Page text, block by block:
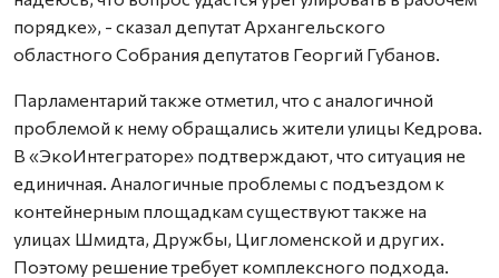
порядке», - сказал депутат Архангельского
областного Собрания депутатов Георгий Губанов.
Парламентарий также отметил, что с аналогичной
проблемой к нему обращались жители улицы Кедрова.
В «ЭкоИнтеграторе» подтверждают, что ситуация не
единичная. Аналогичные проблемы с подъездом к
контейнерным площадкам существуют также на
улицах Шмидта, Дружбы, Цигломенской и других.
Поэтому решение требует комплексного подхода.